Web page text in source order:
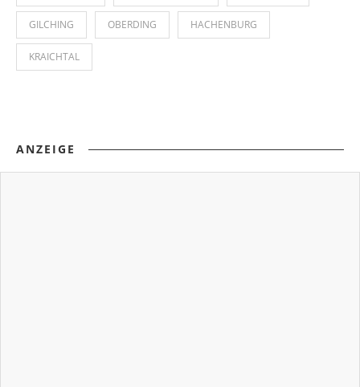
GILCHING OBERDING HACHENBURG
KRAICHTAL
ANZEIGE